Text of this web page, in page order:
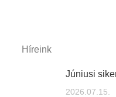
Híreink
Júniusi
2026.07.15.